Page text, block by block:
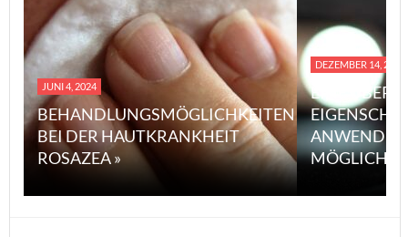
JUNI 4, 2024
BEHANDLUNGSMÖGLICHKEITEN
BEI DER HAUTKRANKHEIT
ROSAZEA »
DEZEMBER 14, 2023
EINE
MÖGLICHE